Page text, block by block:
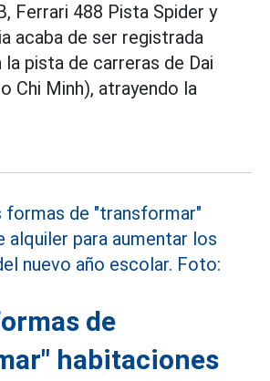
Ferrari 488 Pista Spider y
acaba de ser registrada
la pista de carreras de Dai
Chi Minh), atrayendo la
de
habitaciones